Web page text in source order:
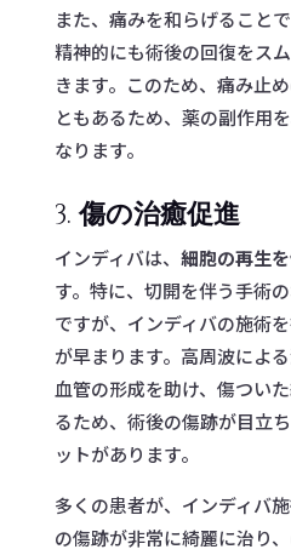
また、痛みを和らげること
精神的にも術後の回復をス
きます。このため、痛み止
ともあるため、薬の副作用
なります。
3.傷の治癒促進
インディバは、 細胞の再生
す。特に、切開を伴う手術
ですが、インディバの施術
が早まります。高周波によ
血管の形成を助け、傷つい
るため、術後の傷跡が目立
ットがあります。
多くの患者が、インディバ
の傷跡が非常に綺麗に治り